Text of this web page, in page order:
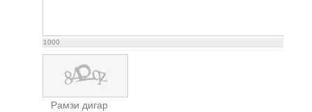
1000
Рамзи дигар